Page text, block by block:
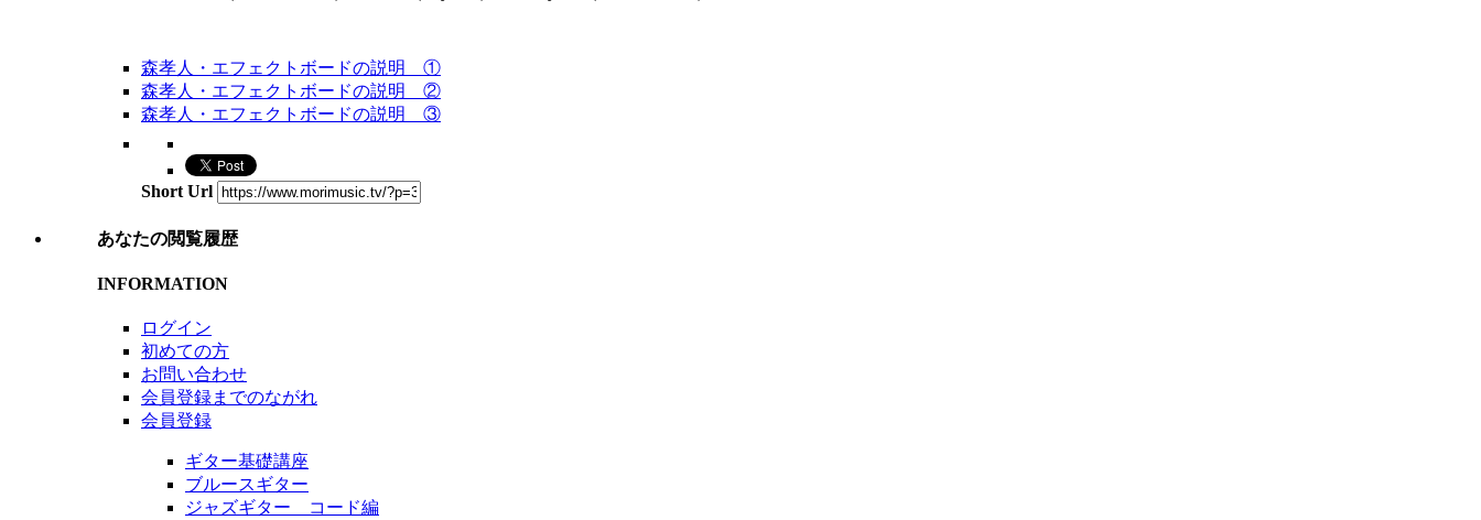
森孝人・エフェクトボードの説明 ①
森孝人・エフェクトボードの説明 ②
森孝人・エフェクトボードの説明 ③
Short Url
あなたの閲覧履歴
INFORMATION
ログイン
初めての方
お問い合わせ
会員登録までのながれ
会員登録
ギター基礎講座
ブルースギター
ジャズギター コード編